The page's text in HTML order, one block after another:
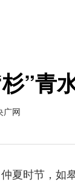
”青
广网
仲夏时节，如